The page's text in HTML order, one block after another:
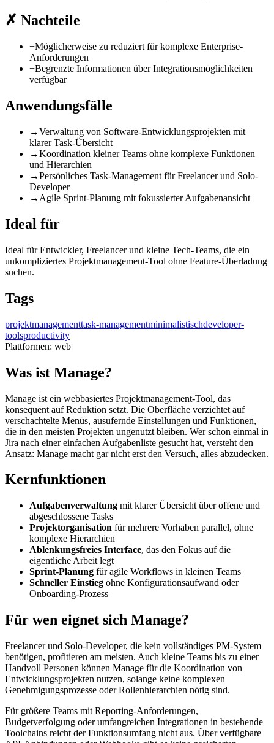
✗ Nachteile
−Möglicherweise zu reduziert für komplexe Enterprise-
Anforderungen
−Begrenzte Informationen über Integrationsmöglichkeiten
verfügbar
Anwendungsfälle
→Verwaltung von Software-Entwicklungsprojekten mit
klarer Task-Übersicht
→Koordination kleiner Teams ohne komplexe Funktionen
und Hierarchien
→Persönliches Task-Management für Freelancer und Solo-
Developer
→ Agile Sprint-Planung mit fokussierter Aufgabenansicht
Ideal für
Ideal für Entwickler, Freelancer und kleine Tech-Teams, die ein
unkompliziertes Projektmanagement-Tool ohne Feature-Überladung
suchen.
Tags
projektmanagementtask-managementminimalistischdeveloper-
toolsproductivity
Plattformen: web
Was ist Manage?
Manage ist ein webbasiertes Projektmanagement-Tool, das
konsequent auf Reduktion setzt. Die Oberfläche verzichtet auf
verschachtelte Menüs, ausufernde Einstellungen und Funktionen,
die in den meisten Projekten ungenutzt bleiben. Wer schon einmal in
Jira nach einer einfachen Aufgabenliste gesucht hat, versteht den
Ansatz: Manage macht gar nicht erst den Versuch, alles abzudecken.
Kernfunktionen
Aufgabenverwaltung mit klarer Übersicht über offene und
abgeschlossene Tasks
Projektorganisation für mehrere Vorhaben parallel, ohne
komplexe Hierarchien
Ablenkungsfreies Interface, das den Fokus auf die
eigentliche Arbeit legt
Sprint-Planung für agile Workflows in kleinen Teams
Schneller Einstieg ohne Konfigurationsaufwand oder
Onboarding-Prozess
Für wen eignet sich Manage?
Freelancer und Solo-Developer, die kein vollständiges PM-System
benötigen, profitieren am meisten. Auch kleine Teams bis zu einer
Handvoll Personen können Manage für die Koordination von
Entwicklungsprojekten nutzen, solange keine komplexen
Genehmigungsprozesse oder Rollenhierarchien nötig sind.
Für größere Teams mit Reporting-Anforderungen,
Budgetverfolgung oder umfangreichen Integrationen in bestehende
Toolchains reicht der Funktionsumfang nicht aus. Über verfügbare